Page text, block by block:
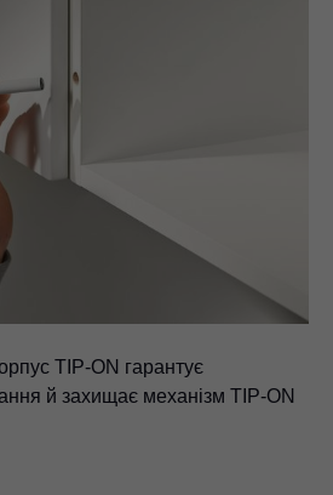
TIP-ON гарантує
й захищає механізм TIP-ON